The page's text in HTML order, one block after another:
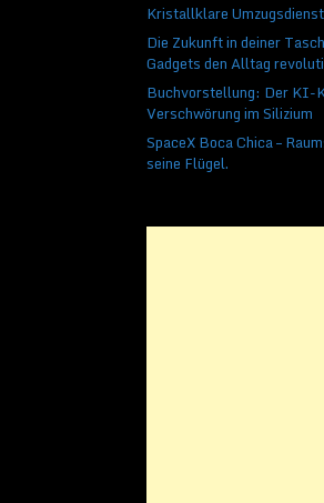
Kristallklare
Die Zukunft in deiner
Gadgets den Alltag
Buchvorstellung: Der KI-
Verschwörung im Silizium
SpaceX Boca Chica –
seine Flügel.